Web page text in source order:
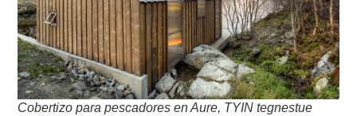
Cobertizo para pescadores en Aure, TYIN tegnestue